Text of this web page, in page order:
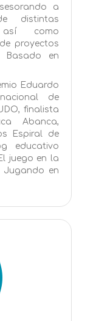
a
distintas
así como
proyectos
Basado en
Eduardo
de
finalista
Abanca,
Espiral de
educativo
juego en la
Jugando en